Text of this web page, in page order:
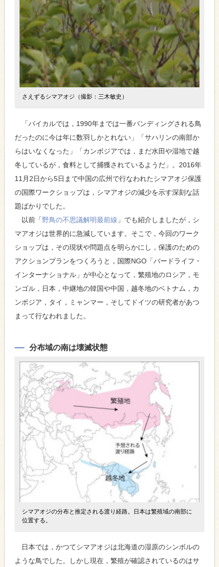
さえずるシマアオジ（撮影：三木敏史）
「バイカルでは，1990年までは一番バンディングされる鳥
だったのに今は年に数羽しかとれない」「サハリンの南部か
らはいなくなった」「カンボジアでは，まだ水田や湿地で越
冬しているが，食料として捕獲されているようだ」。2016年
11月2日から5日まで中国の広州で行なわれたシマアオジ保護
の国際ワークショップは，シマアオジの減少を示す深刻な話
題ばかりでした。
以前「野鳥の不思議解明最前線 」でも紹介しましたが，シ
マアオジは世界的に急減しています。そこで，今回のワーク
ショップは，その現状や問題点を明らかにし，保護のための
アクションプランをつくろうと，国際NGO「バードライフ・
インターナショナル」が中心となって，繁殖地のロシア，モ
ンゴル，日本，中継地の韓国や中国，越冬地のベトナム，カ
ンボジア，タイ，ミャンマー，そしてドイツの研究者があつ
まって行なわれました。
分布域の南は壊滅状態
シマアオジの分布と推定される渡り経路。日本は繁殖域の南部に
位置する。
日本では，かつてシマアオジは北海道の湿原のシンボルの
ような鳥でした。しかし現在，繁殖が確認されているのはサ